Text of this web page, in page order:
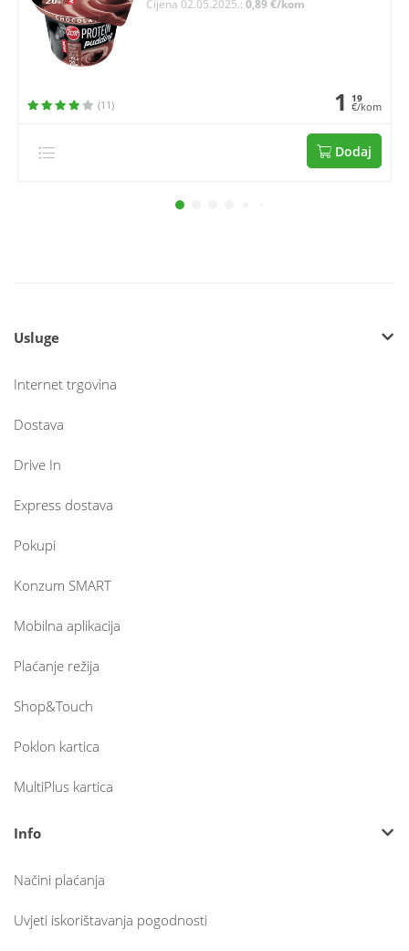
Cijena 02.05.2025.:0,89 €/kom
(11) 1 19
€/kom
Dodaj
Usluge
Internet trgovina
Dostava
Drive In
Express dostava
Pokupi
Konzum SMART
Mobilna aplikacija
Plaćanje režija
Shop&Touch
Poklon kartica
MultiPlus kartica
Info
Načini plaćanja
Uvjeti iskorištavanja pogodnosti